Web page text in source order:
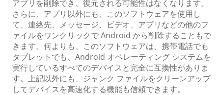
アプリを削除でき、復元される可能性はなくなります。
さらに、アプリ以外にも、このソフトウェアを使用し
て、連絡先、メッセージ、ビデオ、アプリなどの他のフ
ァイルをワンクリックで Android から削除することもで
きます。何よりも、このソフトウェアは、携帯電話でも
タブレットでも、Android オペレーティング システムを
実行しているすべてのデバイスと完全に互換性がありま
す。上記以外にも、ジャンク ファイルをクリーンアップ
してデバイスを高速化する機能も信頼できます。